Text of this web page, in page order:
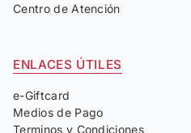
Centro de Atención
ENLACES ÚTILES
e-Giftcard
Medios de Pago
Terminos y Condiciones